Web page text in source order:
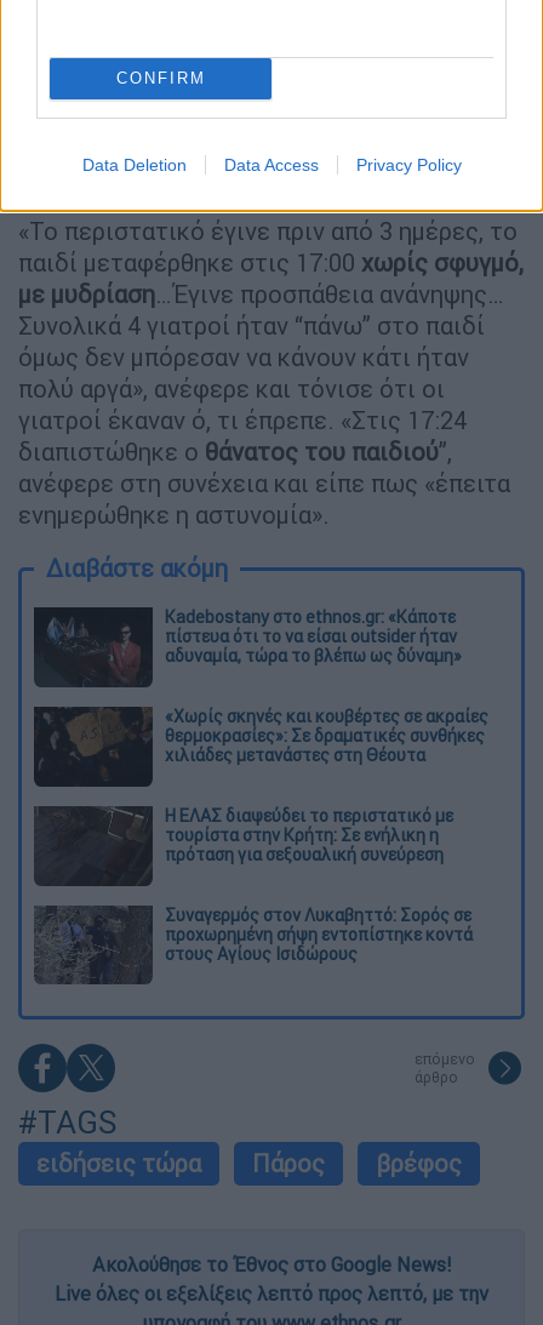
CONFIRM
Data Deletion Data Access Privacy Policy
Χρήστος ΡοϊλόςΔιοικητής 2ης
Υγειονομικής περιφέρειας Πειραιώς και
Αιγαίου, λέγοντας πως «Το παιδί στην
πραγματικότητα ήρθε νεκρό στο Κέντρο
Υγείας» είπε χαρακτηριστικά.
«Το περιστατικό έγινε πριν από 3 ημέρες, το
παιδί μεταφέρθηκε στις 17:00 χωρίς σφυγμό,
με μυδρίαση…Έγινε προσπάθεια ανάνηψης…
Συνολικά 4 γιατροί ήταν “πάνω” στο παιδί
όμως δεν μπόρεσαν να κάνουν κάτι ήταν
πολύ αργά», ανέφερε και τόνισε ότι οι
γιατροί έκαναν ό, τι έπρεπε. «Στις 17:24
διαπιστώθηκε ο θάνατος του παιδιού”,
ανέφερε στη συνέχεια και είπε πως «έπειτα
ενημερώθηκε η αστυνομία».
Διαβάστε ακόμη
Kadebostany στο ethnos.gr: «Κάποτε
πίστευα ότι το να είσαι outsider ήταν
αδυναμία, τώρα το βλέπω ως δύναμη»
«Χωρίς σκηνές και κουβέρτες σε ακραίες
θερμοκρασίες»: Σε δραματικές συνθήκες
χιλιάδες μετανάστες στη Θέουτα
Η ΕΛΑΣ διαψεύδει το περιστατικό με
τουρίστα στην Κρήτη: Σε ενήλικη η
πρόταση για σεξουαλική συνεύρεση
Συναγερμός στον Λυκαβηττό: Σορός σε
προχωρημένη σήψη εντοπίστηκε κοντά
στους Αγίους Ισιδώρους
επόμενο
άρθρο
#TAGS
ειδήσεις τώρα Πάρος βρέφος
Ακολούθησε το Έθνος στο Google News!
Live όλες οι εξελίξεις λεπτό προς λεπτό, με την